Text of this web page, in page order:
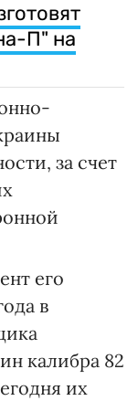
П" на
за счет
его
в
калибра 82
их